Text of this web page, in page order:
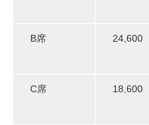
B席 24,600
C席 18,600